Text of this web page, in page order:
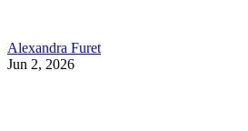
Alexandra Furet
Jun 2, 2026